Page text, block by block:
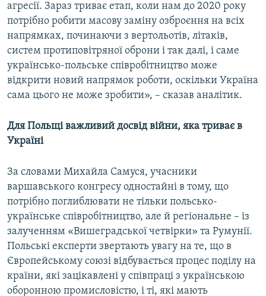
агресії. Зараз триває етап, коли нам до 2020 року
потрібно робити масову заміну озброєння на всіх
напрямках, починаючи з вертольотів, літаків,
систем протиповітряної оброни і так далі, і саме
українсько-польське співробітництво може
відкрити новий напрямок роботи, оскільки Україна
сама цього не може зробити», – сказав аналітик.
Для Польщі важливий досвід війни, яка триває в
Україні
За словами Михайла Самуся, учасники
варшавського конгресу одностайні в тому, що
потрібно поглиблювати не тільки польсько-
українське співробітництво, але й регіональне – із
залученням «Вишеградської четвірки» та Румунії.
Польські експерти звертають увагу на те, що в
Європейському союзі відбувається процес поділу на
країни, які зацікавлені у співпраці з українською
оборонною промисловістю, і ті, які мають